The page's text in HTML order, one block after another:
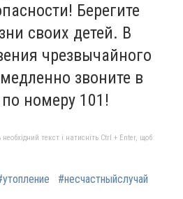
Берегите
своих детей. В
чрезвычайного
звоните в
номеру 101!
текст і натисніть Ctrl + Enter, щоб
#несчастныйслучай